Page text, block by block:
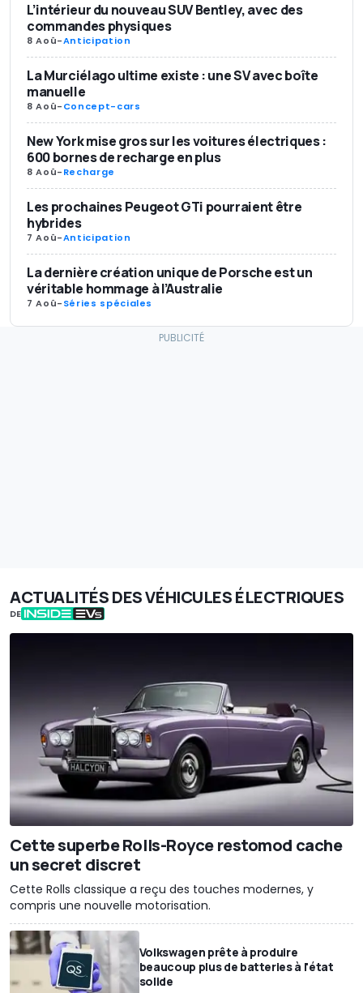
L’intérieur du nouveau SUV Bentley, avec des
commandes physiques
8 Aoû-Anticipation
La Murciélago ultime existe : une SV avec boîte
manuelle
8 Aoû-Concept-cars
New York mise gros sur les voitures électriques :
600 bornes de recharge en plus
8 Aoû-Recharge
Les prochaines Peugeot GTi pourraient être
hybrides
7 Aoû-Anticipation
La dernière création unique de Porsche est un
véritable hommage à l’Australie
7 Aoû-Séries spéciales
ACTUALITÉS DES VÉHICULES ÉLECTRIQUES
DE
Cette superbe Rolls-Royce restomod cache
un secret discret
Cette Rolls classique a reçu des touches modernes, y
compris une nouvelle motorisation.
Volkswagen prête à produire
beaucoup plus de batteries à l'état
solide